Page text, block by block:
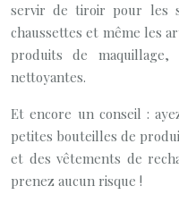
servir de tiroir pour les
chaussettes et même les
produits de
nettoyantes.
Et encore un conseil :
petites bouteilles de
et des vêtements de
prenez aucun risque !